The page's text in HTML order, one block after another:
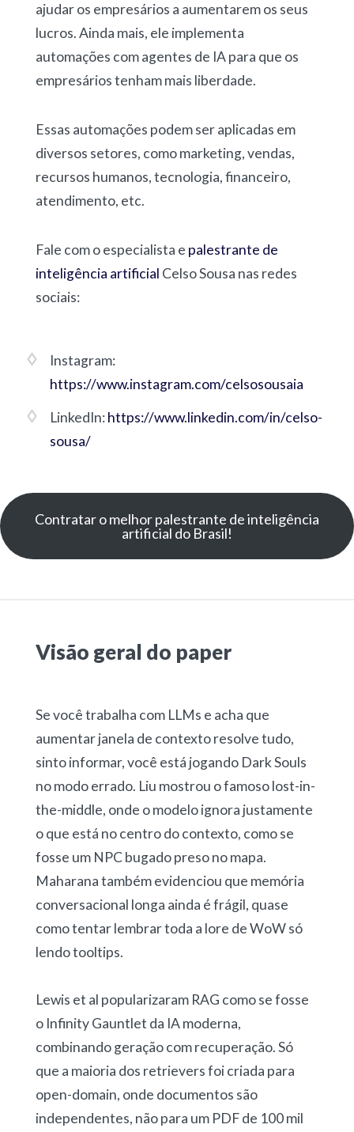
ajudar os empresários a aumentarem os seus
lucros. Ainda mais, ele implementa
automações com agentes de IA para que os
empresários tenham mais liberdade.
Essas automações podem ser aplicadas em
diversos setores, como marketing, vendas,
recursos humanos, tecnologia, financeiro,
atendimento, etc.
Fale com o especialista e palestrante de
inteligência artificial Celso Sousa nas redes
sociais:
Instagram:
https://www.instagram.com/celsosousaia
LinkedIn:https://www.linkedin.com/in/celso-
sousa/
Contratar o melhor palestrante de inteligência
artificial do Brasil!
Visão geral do paper
Se você trabalha com LLMs e acha que
aumentar janela de contexto resolve tudo,
sinto informar, você está jogando Dark Souls
no modo errado. Liu mostrou o famoso lost-in-
the-middle, onde o modelo ignora justamente
o que está no centro do contexto, como se
fosse um NPC bugado preso no mapa.
Maharana também evidenciou que memória
conversacional longa ainda é frágil, quase
como tentar lembrar toda a lore de WoW só
lendo tooltips.
Lewis et al popularizaram RAG como se fosse
o Infinity Gauntlet da IA moderna,
combinando geração com recuperação. Só
que a maioria dos retrievers foi criada para
open-domain, onde documentos são
independentes, não para um PDF de 100 mil